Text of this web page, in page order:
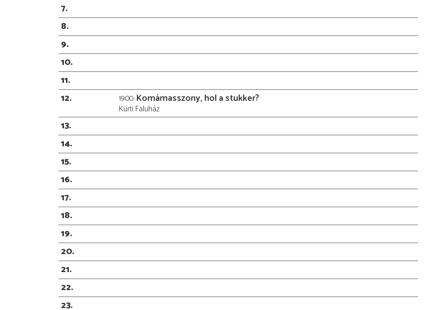
7
8
9
10
11
12
19:00 Komámasszony, hol a stukker?
Kürti Faluház
13
14
15
16
17
18
19
20
21
22
23